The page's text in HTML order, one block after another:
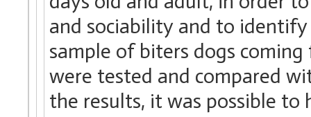
and sociability and to
sample of biters dogs
were tested and compared
the results, it was possible